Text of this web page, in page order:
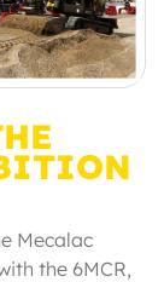
Mecalac
the 6MCR,